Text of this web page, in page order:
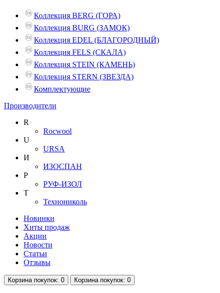
Коллекция BERG (ГОРА)
Коллекция BURG (ЗАМОК)
Коллекция EDEL (БЛАГОРОДНЫЙ)
Коллекция FELS (СКАЛА)
Коллекция STEIN (КАМЕНЬ)
Коллекция STERN (ЗВЕЗДА)
Комплектующие
Производители
R
Rocwool
U
URSA
И
ИЗОСПАН
Р
РУФ-ИЗОЛ
Т
Технониколь
Новинки
Хиты продаж
Акции
Новости
Статьи
Отзывы
Корзина покупок: 0 Корзина покупок: 0